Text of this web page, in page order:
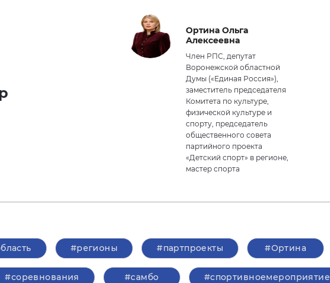
Ортина Ольга
Алексеевна
Член РПС, депутат
Воронежской областной
Думы («Единая Россия»),
заместитель председателя
Комитета по культуре,
физической культуре и
спорту, председатель
общественного совета
партийного проекта
«Детский спорт» в регионе,
мастер спорта
#регионы #партпроекты #Ортина
#соревнования #самбо #спортивноемероприятие